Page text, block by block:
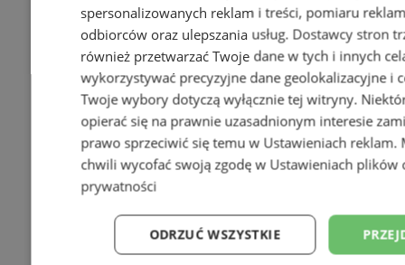
spersonalizowanych reklam i treści, pomiaru
odbiorców oraz ulepszania usług. Dostawcy stron
również przetwarzać Twoje dane w tych i innych
wykorzystywać precyzyjne dane geolokalizacyjne i
Twoje wybory dotyczą wyłącznie tej witryny.
opierać się na prawnie uzasadnionym interesie
prawo sprzeciwić się temu w Ustawieniach reklam.
chwili wycofać swoją zgodę w Ustawieniach plików
prywatności
ODRZUĆ WSZYSTKIE